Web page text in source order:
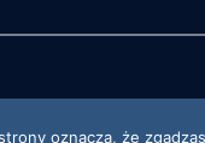
oznacza, że